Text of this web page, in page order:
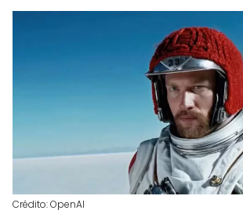
Crédito: OpenAI